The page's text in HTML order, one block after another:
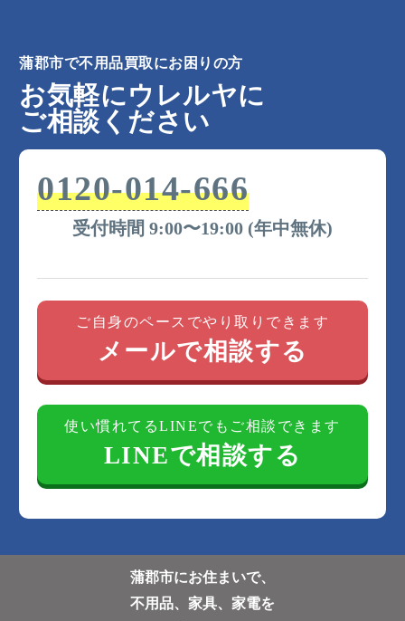
蒲郡市で不用品買取にお困りの方
お気軽にウレルヤに
ご相談ください
0120-014-666
受付時間 9:00〜19:00 (年中無休)
ご自身のペースでやり取りできます
メールで相談する
使い慣れてるLINEでもご相談できます
LINEで相談する
蒲郡市にお住まいで、
不用品、家具、家電を